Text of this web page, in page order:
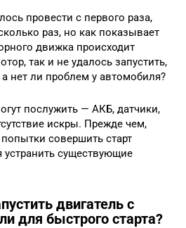
провести с первого раза,
раз, но как показывает
движка происходит
так и не удалось запустить,
нет ли проблем у автомобиля?
послужить — АКБ, датчики,
искры. Прежде чем,
совершить старт
устранить существующие
двигатель с
для быстрого старта?